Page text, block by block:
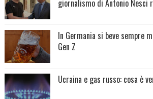
giornalismo di Antonio Nesci
In Germania si beve sempre
Gen Z
Ucraina e gas russo: cosa è